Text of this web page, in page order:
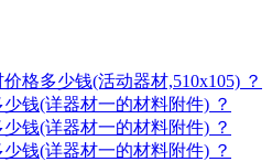
格多少钱(活动器材,510x105) ？
钱(详器材一的材料附件) ？
钱(详器材一的材料附件) ？
钱(详器材一的材料附件) ？